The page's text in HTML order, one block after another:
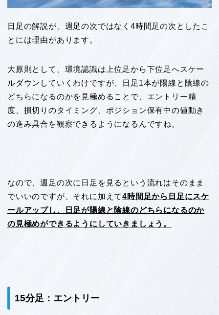
日足の解説が、週足の次ではなく4時間足の次としたこ
とには理由があります。
大原則として、環境認識は上位足から下位足へスケー
ルダウンしていくわけですが、日足1本が陽線と陰線の
どちらになるのかを見極めることで、エントリー精
度、損切りのタイミング、ポジション保有中の値動き
の進み具合を観察できるようになるんですね。
なので、週足の次に日足を見るという流れはそのまま
でいいのですが、それに加えて4時間足から日足にスケ
ールアップし、日足が陽線と陰線のどちらになるのか
の見極めができるようにしていきましょう。
15分足：エントリー